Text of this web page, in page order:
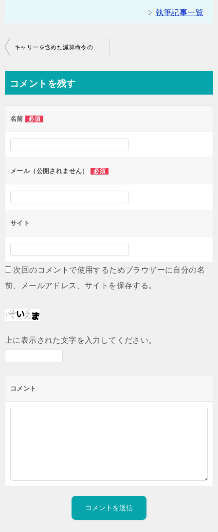
執筆記事一覧
投
ビ
ー
シ
ン
キャリーを含めた減算命令の実装
コメントを残す
名前 必須
メール（公開されません） 必須
サイト
次回のコメントで使用するためブラウザーに自分の名
前、メールアドレス、サイトを保存する。
上に表示された文字を入力してください。
コメント